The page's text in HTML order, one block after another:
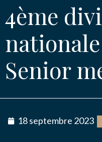
4ème
Senior
18 septembre 2023
NOS TARIFS
SPORT
ENSEIGNEMENT
NOUS
Email*
Message*